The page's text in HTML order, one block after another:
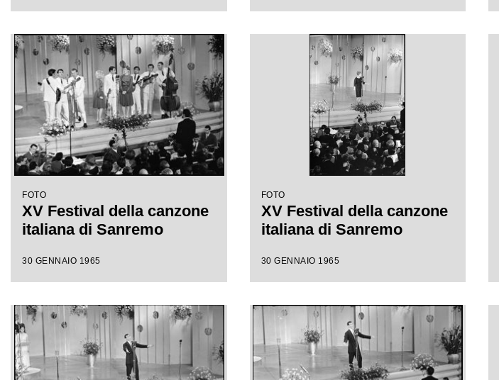
FOTO
XV Festival della canzone
italiana di Sanremo
30 GENNAIO 1965
FOTO
XV Festival della canzone
italiana di Sanremo
30 GENNAIO 1965